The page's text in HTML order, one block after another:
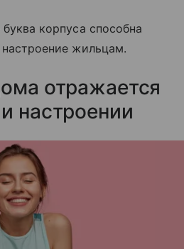
корпуса способна
жильцам.
отражается
настроении